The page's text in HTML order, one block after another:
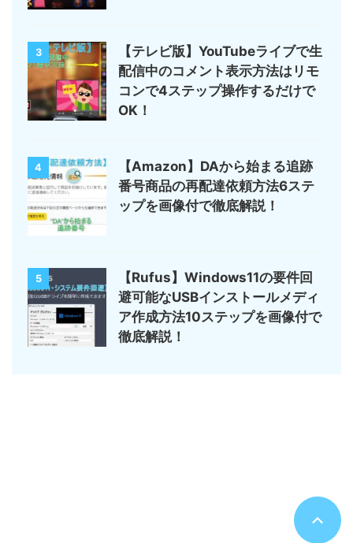
3
【テレビ版】YouTubeライブで生
配信中のコメント表示方法はリモ
コンで4ステップ操作するだけで
OK！
4
【Amazon】DAから始まる追跡
番号商品の再配達依頼方法6ステ
ップを画像付で徹底解説！
5
【Rufus】Windows11の要件回
避可能なUSBインストールメディ
ア作成方法10ステップを画像付で
徹底解説！